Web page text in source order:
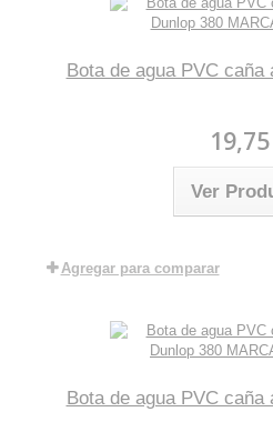
Bota de agua PVC
Ver
Agregar para comparar
Bota de agua PVC caña